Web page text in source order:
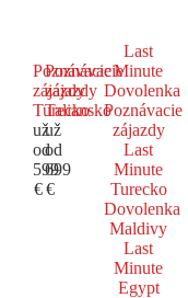
Poznávacie
zájazdy
Turecko
už
od
599
€
Poznávacie
zájazdy
Taliansko
už
od
699
€
Last
Minute
Dovolenka
Poznávacie
zájazdy
Last
Minute
Turecko
Dovolenka
Maldivy
Last
Minute
Egypt